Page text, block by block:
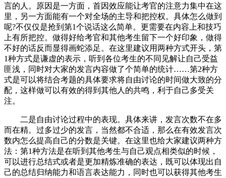
言的人。原因是一方面，首因效应能让考官的注意力集中在这
里，另一方面能有一个对全场的主导和把控权。具体怎么做到
呢?不仅仅是抢到第1个说话这么简单。更需要在内容上和技巧
上有所把控。做得好给考官和其他考生留下一个好印象，做得
不好的话反而显得画蛇添足。在这里建议用两种方式开头，第
1种方式是谦虚的表示，听到各位考生的不同见解让自己受益
匪浅，同时对大家的发言内容做了个简单的统计……第2种方
式是可以将结合考题的具体要求将自由讨论的时间做大致的分
配，这样做可以有效的得到其他人的共鸣，利于自己多受关
注。
二是自由讨论过程中的表现。具体来讲，发言次数不在多
而在精。过多过少的发言，当然都不合适，那么在有效发言次
数内怎么提高自己的分数是关键。在这里也给大家建议两种方
法：第1种方法是在听到其他考生与自己观点相类似的时候，
可以进行总结式或者是更加精炼准确的表达，既可以体现出自
己的总结归纳能力和语言表达能力，同时也可以获得其他考生